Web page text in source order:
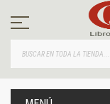
contenido